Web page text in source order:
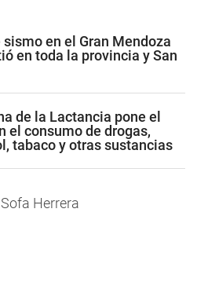
sismo en el Gran Mendoza
en toda la provincia y San
de la Lactancia pone el
el consumo de drogas,
tabaco y otras sustancias